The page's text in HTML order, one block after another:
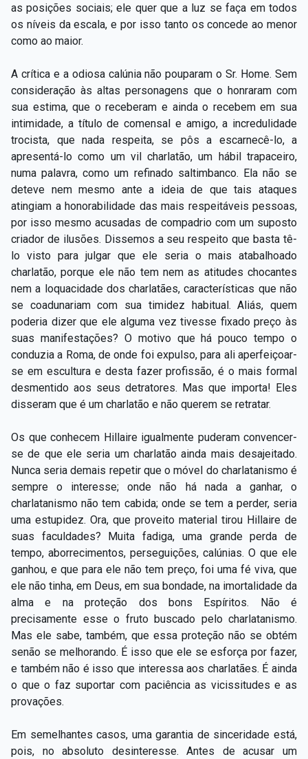
as posições sociais; ele quer que a luz se faça em todos
os níveis da escala, e por isso tanto os concede ao menor
como ao maior.
A crítica e a odiosa calúnia não pouparam o Sr. Home. Sem
consideração às altas personagens que o honraram com
sua estima, que o receberam e ainda o recebem em sua
intimidade, a título de comensal e amigo, a incredulidade
trocista, que nada respeita, se pôs a escarnecê-lo, a
apresentá-lo como um vil charlatão, um hábil trapaceiro,
numa palavra, como um refinado saltimbanco. Ela não se
deteve nem mesmo ante a ideia de que tais ataques
atingiam a honorabilidade das mais respeitáveis pessoas,
por isso mesmo acusadas de compadrio com um suposto
criador de ilusões. Dissemos a seu respeito que basta tê-
lo visto para julgar que ele seria o mais atabalhoado
charlatão, porque ele não tem nem as atitudes chocantes
nem a loquacidade dos charlatães, características que não
se coadunariam com sua timidez habitual. Aliás, quem
poderia dizer que ele alguma vez tivesse fixado preço às
suas manifestações? O motivo que há pouco tempo o
conduzia a Roma, de onde foi expulso, para ali aperfeiçoar-
se em escultura e desta fazer profissão, é o mais formal
desmentido aos seus detratores. Mas que importa! Eles
disseram que é um charlatão e não querem se retratar.
Os que conhecem Hillaire igualmente puderam convencer-
se de que ele seria um charlatão ainda mais desajeitado.
Nunca seria demais repetir que o móvel do charlatanismo é
sempre o interesse; onde não há nada a ganhar, o
charlatanismo não tem cabida; onde se tem a perder, seria
uma estupidez. Ora, que proveito material tirou Hillaire de
suas faculdades? Muita fadiga, uma grande perda de
tempo, aborrecimentos, perseguições, calúnias. O que ele
ganhou, e que para ele não tem preço, foi uma fé viva, que
ele não tinha, em Deus, em sua bondade, na imortalidade da
alma e na proteção dos bons Espíritos. Não é
precisamente esse o fruto buscado pelo charlatanismo.
Mas ele sabe, também, que essa proteção não se obtém
senão se melhorando. É isso que ele se esforça por fazer,
e também não é isso que interessa aos charlatães. É ainda
o que o faz suportar com paciência as vicissitudes e as
provações.
Em semelhantes casos, uma garantia de sinceridade está,
pois, no absoluto desinteresse. Antes de acusar um